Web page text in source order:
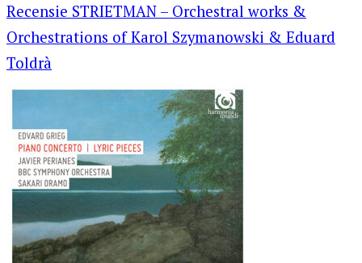
Recensie STRIETMAN – Orchestral works &
Orchestrations of Karol Szymanowski & Eduard
Toldrà